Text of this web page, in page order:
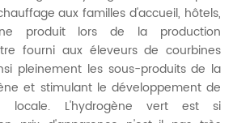
aux familles d'accueil, hôtels,
produit lors de la production
fourni aux éleveurs de courbines
pleinement les sous-produits de la
et stimulant le développement de
locale. L'hydrogène vert est si